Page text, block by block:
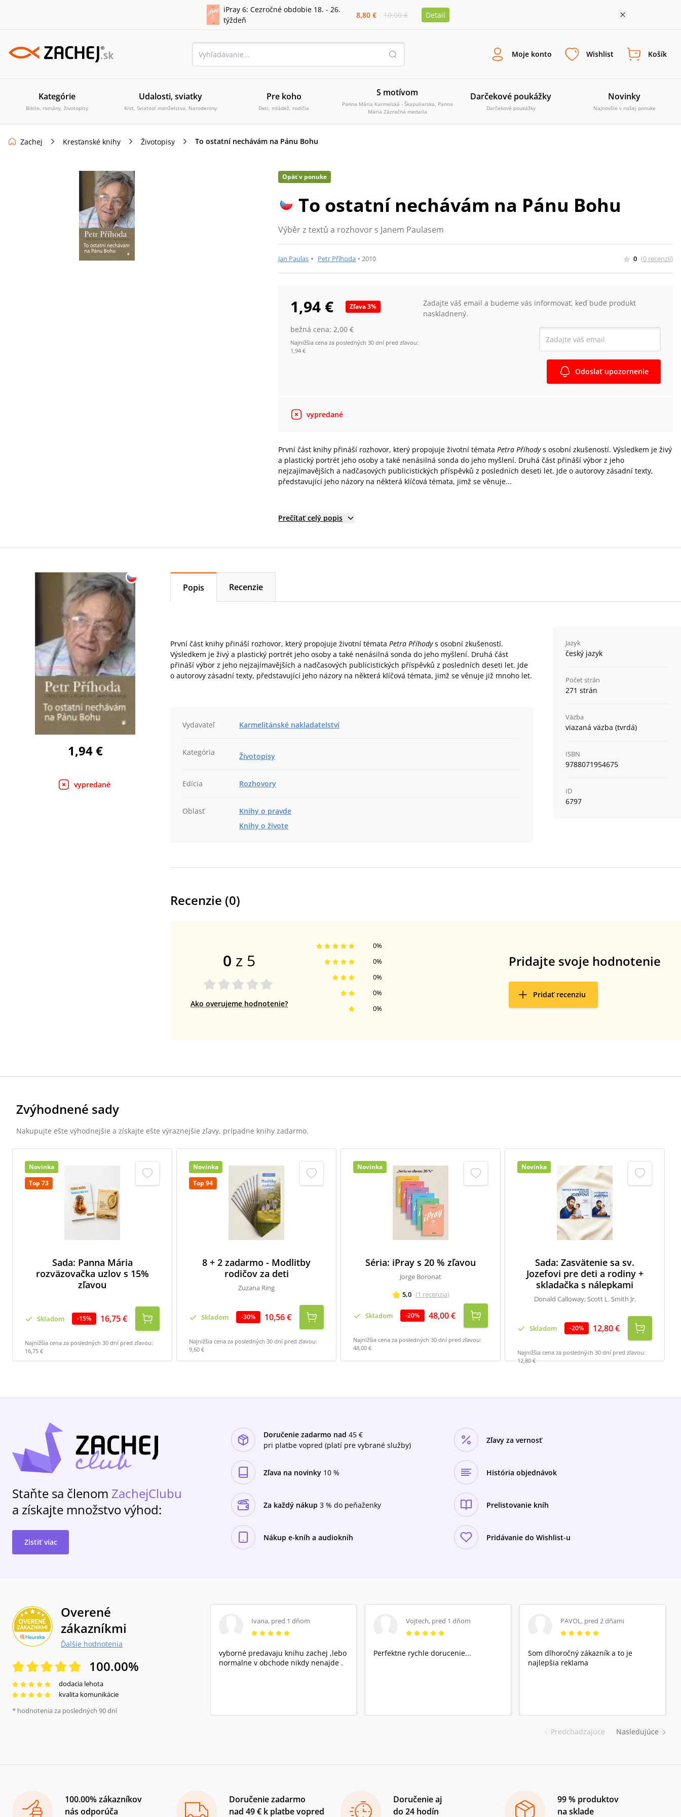
iPray 6: Cezročné obdobie 18. - 26.
týždeň
8,80 € 10,00 € Detail
Moje konto Wishlist Košík
Kategórie
Biblie, romány, životopisy
Udalosti, sviatky
Krst, Sviatosť manželstva, Narodeniny
Pre koho
Deti, mládež, rodičia
S motívom
Panna Mária Karmelská - Škapuliarska, Panna
Mária Zázračná medaila
Darčekové poukážky
Darčekové poukážky
Novinky
Najnovšie v našej ponuke
Zachej Kresťanské knihy Životopisy To ostatní nechávám na Pánu Bohu
Opäť v ponuke
To ostatní nechávám na Pánu Bohu
Výběr z textů a rozhovor s Janem Paulasem
Jan Paulas • Petr Příhoda • 2010 0 (0 recenzií)
1,94 € Zľava3%
bežná cena:2,00 €
Najnižšia cena za posledných 30 dní pred zľavou:
1,94 €
Zadajte váš email a budeme vás informovať, keď bude produkt
naskladnený.
Odoslať upozornenie
vypredané
První část knihy přináší rozhovor, který propojuje životní témataPetra Příhodys osobní zkušeností. Výsledkem je živý
a plastický portrét jeho osoby a také nenásilná sonda do jeho myšlení. Druhá část přináší výbor z jeho
nejzajímavějších a nadčasových publicistických příspěvků z posledních deseti let. Jde o autorovy zásadní texty,
představující jeho názory na některá klíčová témata, jimž se věnuje...
Prečítať celý popis
1,94 €
vypredané
Popis Recenzie
První část knihy přináší rozhovor, který propojuje životní témata Petra Příhodys osobní zkušeností.
Výsledkem je živý a plastický portrét jeho osoby a také nenásilná sonda do jeho myšlení. Druhá část
přináší výbor z jeho nejzajímavějších a nadčasových publicistických příspěvků z posledních deseti let. Jde
o autorovy zásadní texty, představující jeho názory na některá klíčová témata, jimž se věnuje již mnoho let.
Vydavateľ Karmelitánské nakladatelství
Kategória Životopisy
Edícia Rozhovory
Oblasť
Knihy o pravde
Knihy o živote
Jazyk
český jazyk
Počet strán
271 strán
Väzba
viazaná väzba (tvrdá)
ISBN
9788071954675
ID
6797
Recenzie (0)
0 z 5
Ako overujeme hodnotenie? 0%
0%
0%
0%
0%
Pridajte svoje hodnotenie
Pridať recenziu
Zvýhodnené sady
Nakupujte ešte výhodnejšie a získajte ešte výraznejšie zľavy, prípadne knihy zadarmo.
Novinka
Top 73
Sada: Panna Mária
rozväzovačka uzlov s 15%
zľavou
Skladom -15% 16,75 €
Najnižšia cena za posledných 30 dní pred zľavou:
16,75 €
Novinka
Top 94
8 + 2 zadarmo - Modlitby
rodičov za deti
Zuzana Ring
Skladom -30% 10,56 €
Najnižšia cena za posledných 30 dní pred zľavou:
9,60 €
Novinka
Séria: iPray s 20 % zľavou
Jorge Boronat
5,0 (1 recenzia)
Skladom -20% 48,00 €
Najnižšia cena za posledných 30 dní pred zľavou:
48,00 €
Novinka
Sada: Zasvätenie sa sv.
Jozefovi pre deti a rodiny +
skladačka s nálepkami
Donald Calloway; Scott L. Smith Jr.
Skladom -20% 12,80 €
Najnižšia cena za posledných 30 dní pred zľavou:
12,80 €
Staňte sa členom ZachejClubu
a získajte množstvo výhod:
Zistiť viac
Doručenie zadarmo nad 45 €
pri platbe vopred (platí pre vybrané služby)
Zľavy za vernosť
Zľava na novinky 10 % História objednávok
Za každý nákup 3 % do peňaženky Prelistovanie kníh
Nákup e-kníh a audiokníh Pridávanie do Wishlist-u
Overené
zákazníkmi
Ďalšie hodnotenia
100.00%
dodacia lehota
kvalita komunikácie
* hodnotenia za posledných 90 dní
Predchadzajúce
Ivana, pred 1 dňom
vyborné predavaju knihu zachej ,lebo
normalne v obchode nikdy nenajde .
Vojtech, pred 1 dňom
Perfektne rychle dorucenie...
PAVOL, pred 2 dňami
Som dlhoročný zákazník a to je
najlepšia reklama
Nasledujúce
100.00% zákazníkov
nás odporúča
Doručenie zadarmo
nad 49 € k platbe vopred
Doručenie aj
do 24 hodín
99 % produktov
na sklade